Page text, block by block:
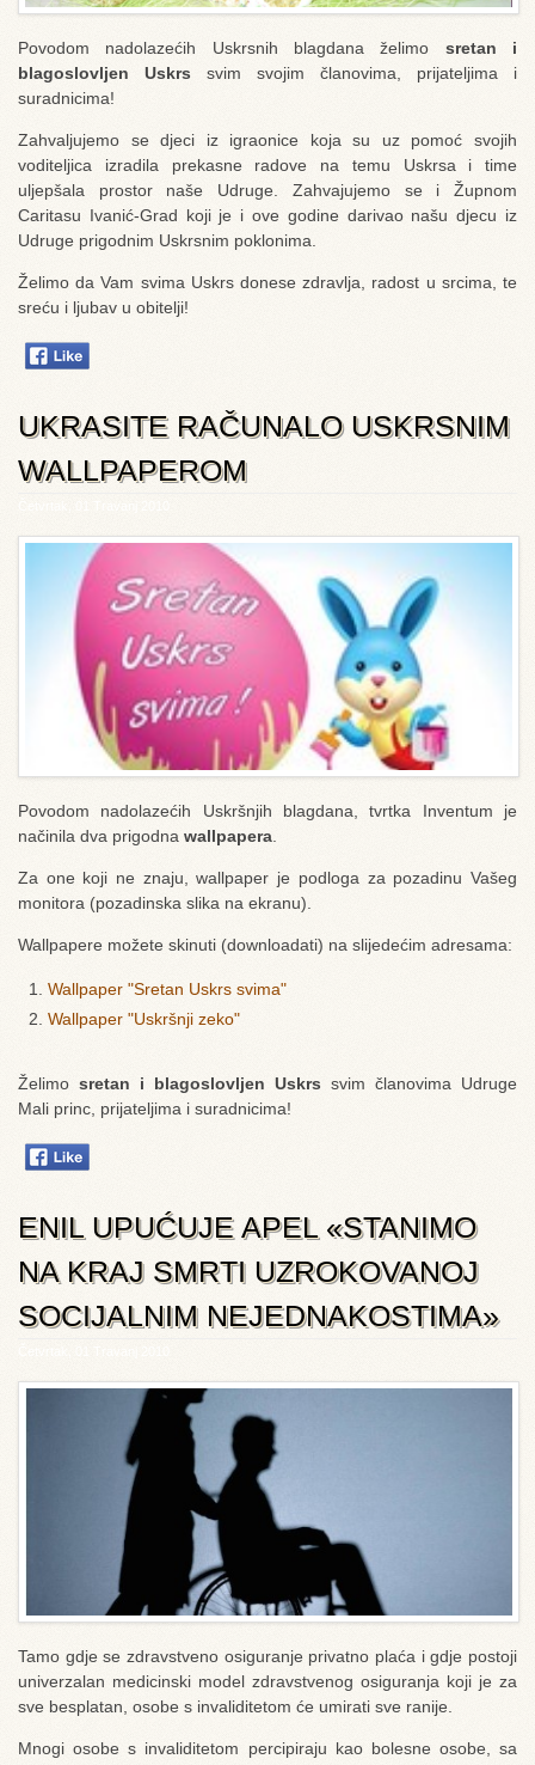
Povodom nadolazećih Uskrsnih blagdana želimo sretan i
blagoslovljen Uskrs svim svojim članovima, prijateljima i
suradnicima!
Zahvaljujemo se djeci iz igraonice koja su uz pomoć svojih
voditeljica izradila prekasne radove na temu Uskrsa i time
uljepšala prostor naše Udruge. Zahvajujemo se i Župnom
Caritasu Ivanić-Grad koji je i ove godine darivao našu djecu iz
Udruge prigodnim Uskrsnim poklonima.
Želimo da Vam svima Uskrs donese zdravlja, radost u srcima, te
sreću i ljubav u obitelji!
UKRASITE RAČUNALO USKRSNIM
WALLPAPEROM
Povodom nadolazećih Uskršnjih blagdana, tvrtka Inventum je
načinila dva prigodna wallpapera
Za one koji ne znaju, wallpaper je podloga za pozadinu Vašeg
monitora (pozadinska slika na ekranu).
Wallpapere možete skinuti (downloadati) na slijedećim adresama:
Wallpaper "Sretan Uskrs svima"
Wallpaper "Uskršnji zeko"
Želimo sretan i blagoslovljen Uskrs svim članovima Udruge
Mali princ, prijateljima i suradnicima!
ENIL UPUĆUJE APEL «STANIMO
NA KRAJ SMRTI UZROKOVANOJ
SOCIJALNIM NEJEDNAKOSTIMA»
Tamo gdje se zdravstveno osiguranje privatno plaća i gdje postoji
univerzalan medicinski model zdravstvenog osiguranja koji je za
sve besplatan, osobe s invaliditetom će umirati sve ranije.
Mnogi osobe s invaliditetom percipiraju kao bolesne osobe, sa